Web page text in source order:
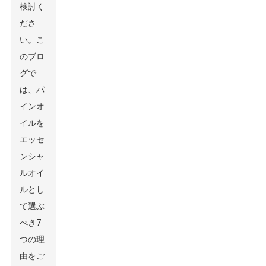
検討く
ださ
い。こ
のブロ
グで
は、パ
インオ
イルを
エッセ
ンシャ
ルオイ
ルとし
て選ぶ
べき7
つの理
由をご